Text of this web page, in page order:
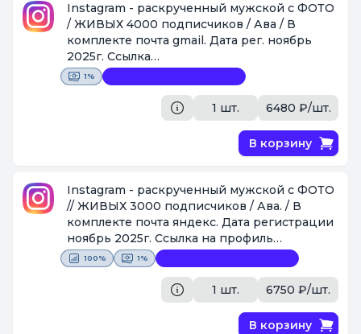
Instagram - раскрученный мужской с ФОТО
/ ЖИВЫХ 4000 подписчиков / Ава / В
комплекте почта gmail. Дата рег. ноябрь
2025г. Ссылка
https://www.instagram.com/zagir_ibragimow
[Поставщик #1087]
1%
1 шт. 6480 ₽/шт.
В корзину
Instagram - раскрученный мужской с ФОТО
// ЖИВЫХ 3000 подписчиков / Ава. / В
комплекте почта яндекс. Дата регистрации
ноябрь 2025г. Ссылка на профиль
https://instagram.com/stas_orlanov
[Поставщик #1087]
100% 1%
1 шт. 6750 ₽/шт.
В корзину